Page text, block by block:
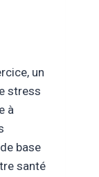
un
stress
à
base
santé